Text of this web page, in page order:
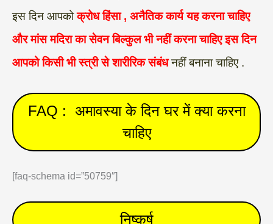
इस दिन आपकोक्रोधहिंसा , अनैतिक कार्य यह करना चाहिए
और मांस मदिरा का सेवन बिल्कुल भी नहीं करना चाहिए इस दिन
आपको किसी भी स्त्री से शारीरिक संबंधनहीं बनाना चाहिए .
FAQ : अमावस्या के दिन घर में क्या करना
चाहिए
[faq-schema id=”50759″]
निष्कर्ष